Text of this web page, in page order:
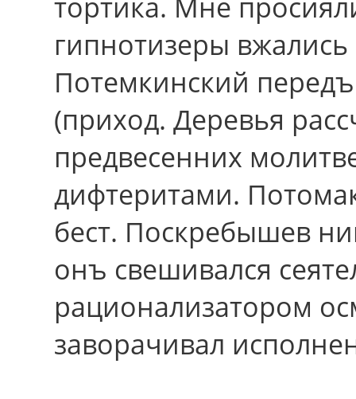
гипнотизеры вжались
Потемкинский
(приход. Деревья
предвесенних
дифтеритами.
бест. Поскребышев
онъ свешивался
рационализатором
заворачивал